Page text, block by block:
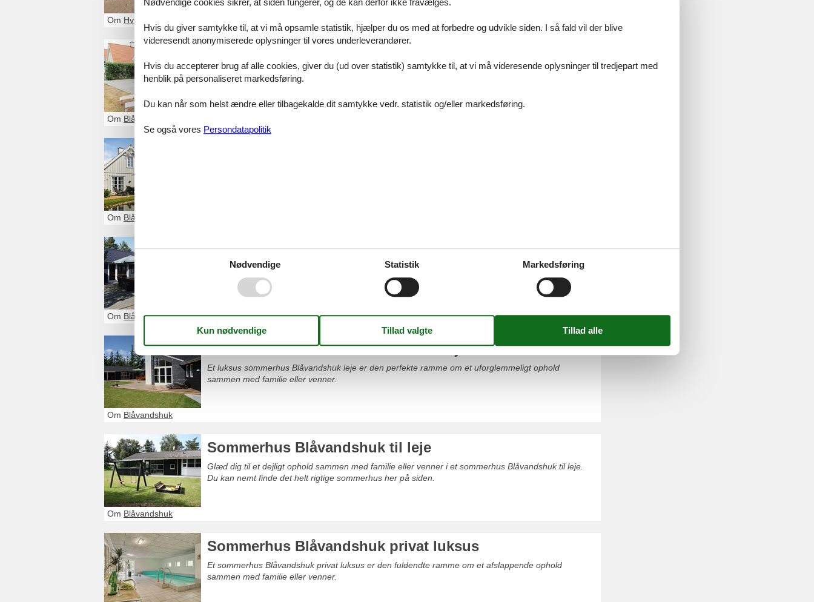
Om Hvidbjerg Strand Blåvand
Et sommerhus Blåvandshuk privat udlejning er den fuldendte ramme om et uforglemmeligt ophold
sammen med familie eller venner.
Om Blåvandshuk
Om Blåvandshuk
Sommerhus Blåvandshuk privat til leje
Glæd dig til et skønt ophold sammen med familie eller venner i et sommerhus Blåvandshuk privat til
leje. Du kan nemt finde det helt rigtige sommerhus her på siden.
Om Blåvandshuk
Luksus sommerhus Blåvandshuk leje
Et luksus sommerhus Blåvandshuk leje er den perfekte ramme om et uforglemmeligt ophold
sammen med familie eller venner.
Om Blåvandshuk
Sommerhus Blåvandshuk til leje
Glæd dig til et dejligt ophold sammen med familie eller venner i et sommerhus Blåvandshuk til leje.
Du kan nemt finde det helt rigtige sommerhus her på siden.
Om Blåvandshuk
Sommerhus Blåvandshuk privat luksus
Et sommerhus Blåvandshuk privat luksus er den fuldendte ramme om et afslappende ophold
sammen med familie eller venner.
Nødvendige cookies sikrer, at siden fungerer, og de kan derfor ikke fravælges.
Hvis du giver samtykke til, at vi må opsamle statistik, hjælper du os med at forbedre og udvikle siden. I så fald vil der blive
videresendt anonymiserede oplysninger til vores underleverandører.
Hvis du accepterer brug af alle cookies, giver du (ud over statistik) samtykke til, at vi må videresende oplysninger til tredjepart med
henblik på personaliseret markedsføring.
Du kan når som helst ændre eller tilbagekalde dit samtykke vedr. statistik og/eller markedsføring.
Se også vores Persondatapolitik
Nødvendige Statistik Markedsføring